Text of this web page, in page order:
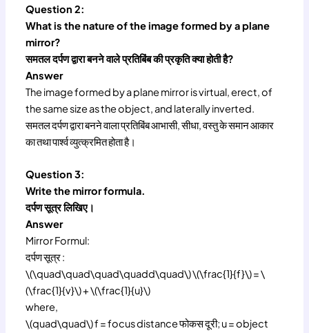
Question 2:
What is the nature of the image formed by a plane
mirror?
समतल दर्पण द्वारा बनने वाले प्रतिबिंब की प्रकृति क्या होती है?
Answer
The image formed by a plane mirror is virtual, erect, of
the same size as the object, and laterally inverted.
समतल दर्पण द्वारा बनने वाला प्रतिबिंब आभासी, सीधा, वस्तु के समान आकार
का तथा पार्श्व व्युत्क्रमित होता है।
Question 3:
Write the mirror formula.
दर्पण सूत्र लिखिए।
Answer
Mirror Formul:
दर्पण सूत्र :
\(\quad\quad\quad\quadd\quad\) \(\frac{1}{f}\) = \
(\frac{1}{v}\) + \(\frac{1}{u}\)
where,
\(quad\quad\) f = focus distance फोकस दूरी; u = object